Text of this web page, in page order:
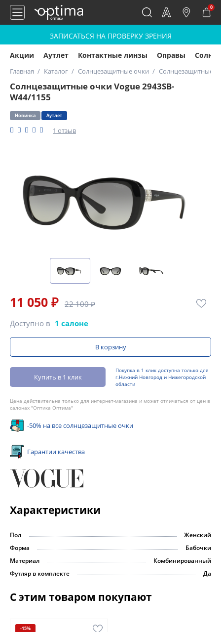
0
ЗАПИСАТЬСЯ НА ПРОВЕРКУ ЗРЕНИЯ
Акции Аутлет Контактные линзы Оправы
Главная Каталог Солнцезащитные очки Солнцезащитные
Солнцезащитные очки Vogue 2943SB-
W44/1155
Новинка Аутлет
1 отзыв
11 050 ₽ 22 100 ₽
Доступно в 1 салоне
В корзину
Купить в 1 клик
Покупка в 1 клик доступна только для
г.Нижний Новгород и Нижегородской
области
Цена действительна только для интернет-магазина и может отличаться от цен в
салонах "Оптика Оптима"
-50% на все солнцезащитные очки
Гарантии качества
Характеристики
Пол
Женский
Форма
Бабочки
Материал
Комбинированный
Футляр в комплекте
Да
С этим товаром покупают
-15%